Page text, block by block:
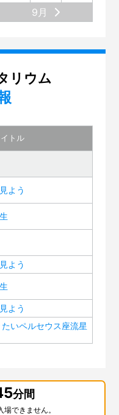
ーアルの舞台裏
学
～気象コーナー～
ス・ツアー・ジャパ
」
10周年」
ふわ、きらきら！シ
くなる宇宙のはな
なる大マゼラン雲」
じっけん、光のせか
じのせかい」
クホール合体！重力
9月
リウム
トル
よう
よう
よう
いペルセウス座流星
分間
できません。